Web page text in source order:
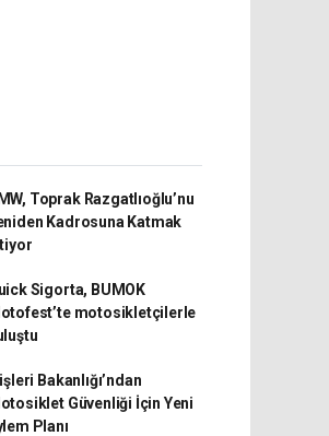
Toprak Razgatlıoğlu’nu
Kadrosuna Katmak
Sigorta, BUMOK
motosikletçilerle
Bakanlığı’ndan
Güvenliği İçin Yeni
Planı